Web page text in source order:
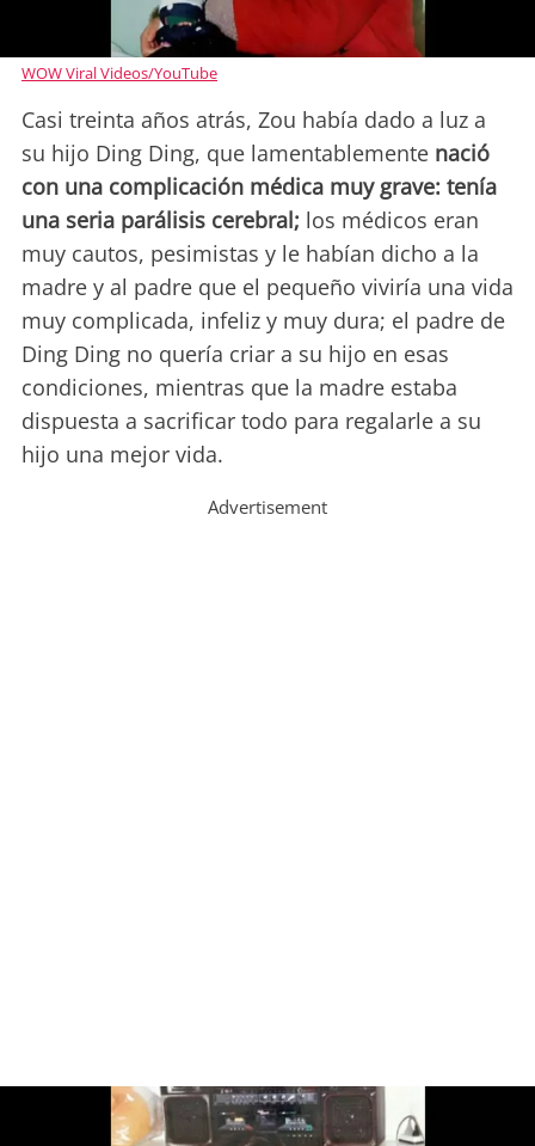
WOW Viral Videos/YouTube
Casi treinta años atrás, Zou había dado a luz a
su hijo Ding Ding, que lamentablemente nació
con una complicación médica muy grave: tenía
una seria parálisis cerebral; los médicos eran
muy cautos, pesimistas y le habían dicho a la
madre y al padre que el pequeño viviría una vida
muy complicada, infeliz y muy dura; el padre de
Ding Ding no quería criar a su hijo en esas
condiciones, mientras que la madre estaba
dispuesta a sacrificar todo para regalarle a su
hijo una mejor vida.
Advertisement